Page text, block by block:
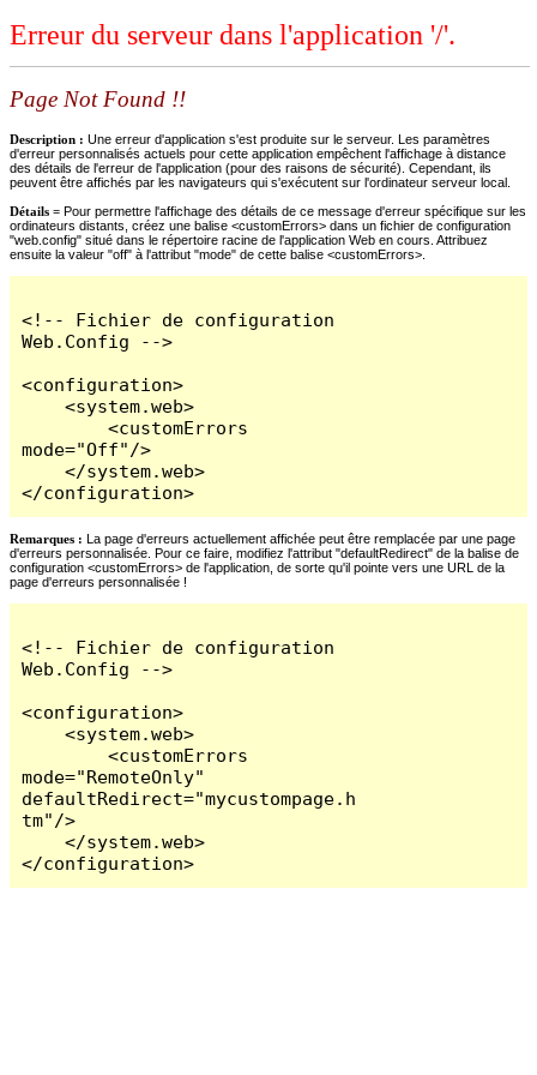
Erreur du serveur dans l'application '/'.
Page Not Found !!
Description : Une erreur d'application s'est produite sur le serveur. Les paramètres
d'erreur personnalisés actuels pour cette application empêchent l'affichage à distance
des détails de l'erreur de l'application (pour des raisons de sécurité). Cependant, ils
peuvent être affichés par les navigateurs qui s'exécutent sur l'ordinateur serveur local.
Détails = Pour permettre l'affichage des détails de ce message d'erreur spécifique sur les
ordinateurs distants, créez une balise <customErrors> dans un fichier de configuration
"web.config" situé dans le répertoire racine de l'application Web en cours. Attribuez
ensuite la valeur "off" à l'attribut "mode" de cette balise <customErrors>.
<!-- Fichier de configuration
Web.Config -->
<configuration>
    <system.web>
        <customErrors
mode="Off"/>
    </system.web>
</configuration>
Remarques : La page d'erreurs actuellement affichée peut être remplacée par une page
d'erreurs personnalisée. Pour ce faire, modifiez l'attribut "defaultRedirect" de la balise de
configuration <customErrors> de l'application, de sorte qu'il pointe vers une URL de la
page d'erreurs personnalisée !
<!-- Fichier de configuration
Web.Config -->
<configuration>
    <system.web>
        <customErrors
mode="RemoteOnly"
defaultRedirect="mycustompage.h
tm"/>
    </system.web>
</configuration>